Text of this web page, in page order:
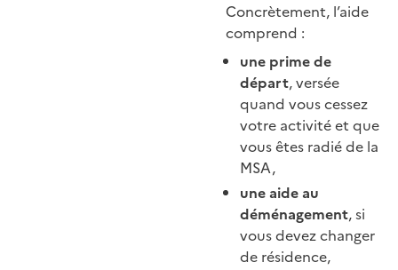
Concrètement, l’aide
comprend :
une prime de
départ, versée
quand vous cessez
votre activité et que
vous êtes radié de la
MSA,
une aide au
déménagement, si
vous devez changer
de résidence,